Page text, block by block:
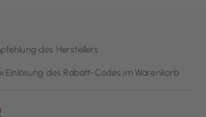
des Herstellers
Einlösung des Rabatt-Codes im Warenkorb